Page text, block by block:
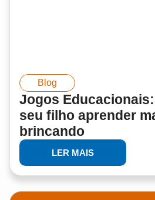
Blog
Jogos
seu filho aprender
brincando
LER MAIS